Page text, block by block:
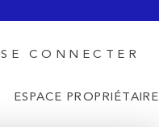
SE CONNECTER
ESPACE PROPRIÉTAIRE